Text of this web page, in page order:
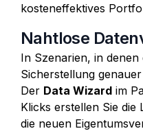
kosteneffektives
Nahtlose
In Szenarien, in
Sicherstellung
Der Data Wizard im
Klicks erstellen Sie die
die neuen